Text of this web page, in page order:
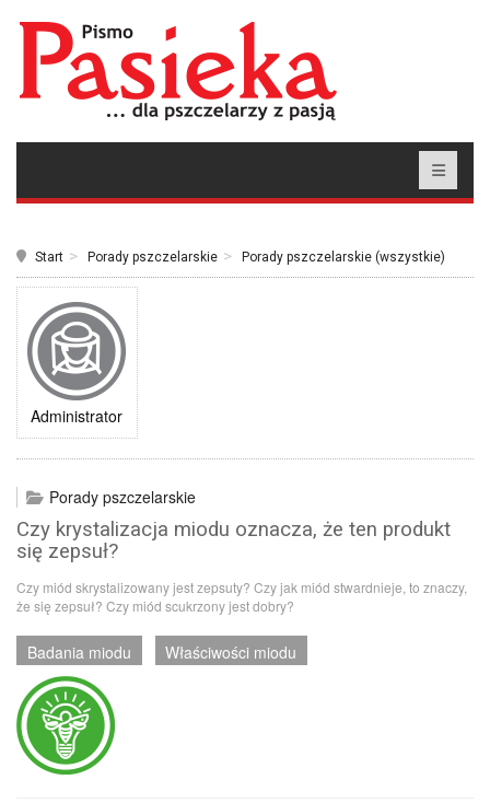
Start Porady pszczelarskie Porady pszczelarskie (wszystkie)
Administrator
Porady pszczelarskie
Czy krystalizacja miodu oznacza, że ten produkt
się zepsuł?
Czy miód skrystalizowany jest zepsuty? Czy jak miód stwardnieje, to znaczy,
że się zepsuł? Czy miód scukrzony jest dobry?
Badania miodu Właściwości miodu